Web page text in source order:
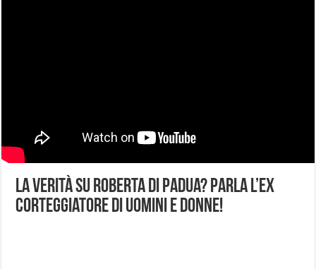
La Verità su Roberta di Padua? Parla l’ex
Corteggiatore di Uomini e Donne!